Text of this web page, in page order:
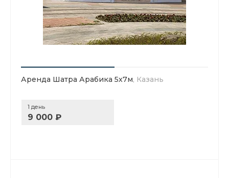
Аренда Шатра Арабика 5х7м, Казань
1 день
9 000 ₽